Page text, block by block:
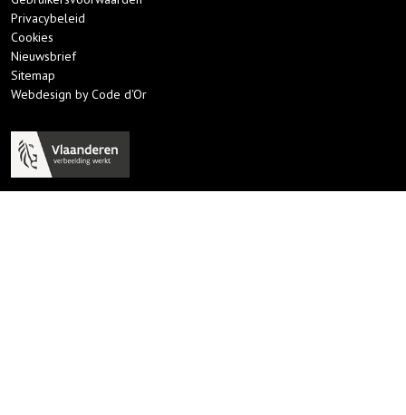
Privacybeleid
Cookies
Nieuwsbrief
Sitemap
Webdesign by Code d'Or